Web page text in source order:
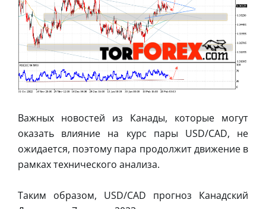
Важных новостей из Канады, которые могут
оказать влияние на курс пары USD/CAD, не
ожидается, поэтому пара продолжит движение в
рамках технического анализа.
Таким образом, USD/CAD прогноз Канадский